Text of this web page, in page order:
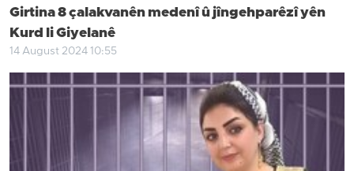
Girtina 8 çalakvanên medenî û jîngehparêzî yên
Kurd li Giyelanê
14 August 2024 10:55